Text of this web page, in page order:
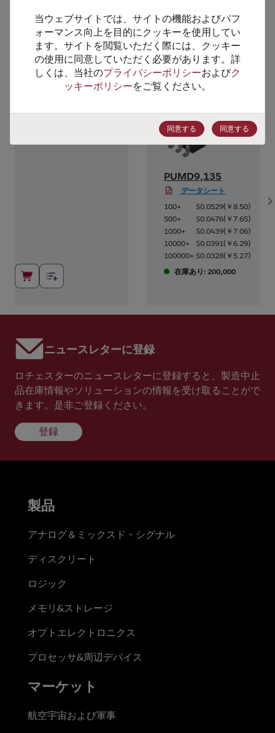
代替製品のご提案
PUMD9,135
データシート
100+
$0.0529(￥8.50)
500+
$0.0476(￥7.65)
1000+
$0.0439(￥7.06)
10000+
$0.0391(￥6.29)
100000+ $0.0328(￥5.27)
在庫あり: 200,000
ニュースレターに登録
ロチェスターのニュースレターに登録すると、製造中止
品在庫情報やソリューションの情報を受け取ることがで
きます。是非ご登録ください。
登録
当ウェブサイトでは、サイトの機能およびパフ
ォーマンス向上を目的にクッキーを使用してい
ます。サイトを閲覧いただく際には、クッキー
の使用に同意していただく必要があります。詳
しくは、当社のプライバシーポリシーおよびク
ッキーポリシーをご覧ください。
同意する 同意する
製品
アナログ＆ミックスド・シグナル
ディスクリート
ロジック
メモリ&ストレージ
オプトエレクトロニクス
プロセッサ&周辺デバイス
マーケット
航空宇宙および軍事